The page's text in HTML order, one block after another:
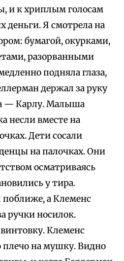
и к хриплым голосам
деньги. Я смотрела на
бумагой, окурками,
разорванными
подняла глаза,
держал за руку
— Карлу. Малыша
несли вместе на
Дети сосали
на палочках. Они
осматриваясь
у тира.
а Клеменс
ручки носилок.
Клеменс
плечо на мушку. Видно